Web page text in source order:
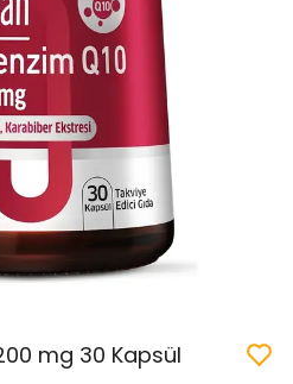
mg 30 Kapsül